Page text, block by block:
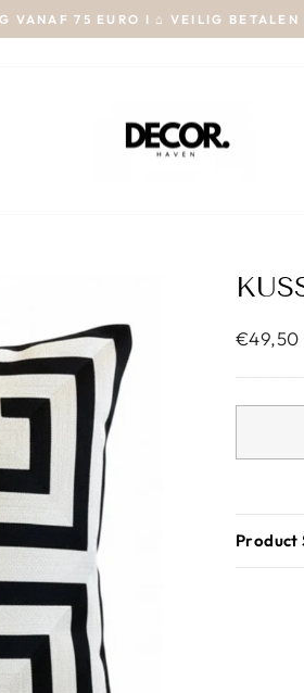
VANAF 75 EURO I ⌂ VEILIG BETALEN
€49,50
Product